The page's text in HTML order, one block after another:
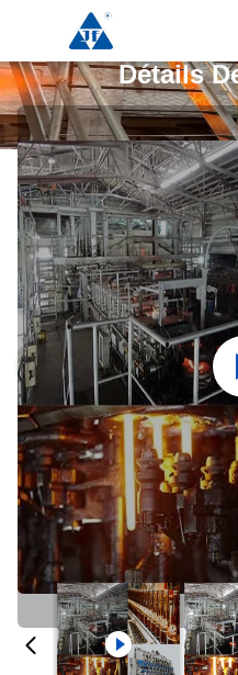
Détails